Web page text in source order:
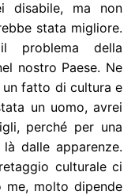
disabile, ma non
stata migliore.
problema della
nostro Paese. Ne
fatto di cultura e
un uomo, avrei
perché per una
dalle apparenze.
culturale ci
me, molto dipende